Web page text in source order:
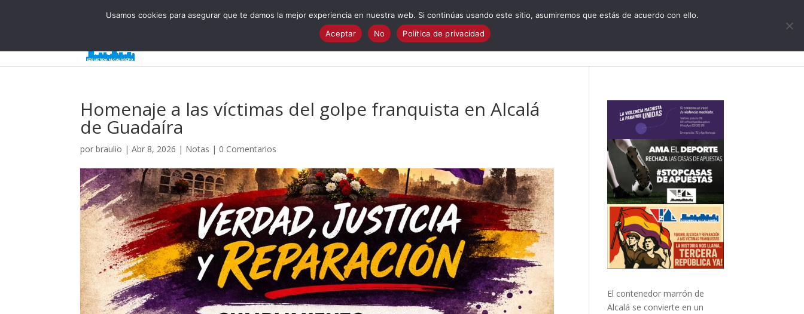
¿Quiénes Somos? Cuestionario electoral Programa
Homenaje a las víctimas del golpe franquista en Alcalá
de Guadaíra
porbraulio |Abr 8, 2026 | Notas | 0 Comentarios
El contenedor marrón de
Alcalá se convierte en un
Usamos cookies para asegurar que te damos la mejor experiencia en nuestra web. Si continúas usando este sitio, asumiremos que estás de acuerdo con ello.
Aceptar
No Política de privacidad